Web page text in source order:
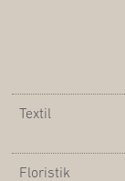
Tex­til
Flo­ris­tik